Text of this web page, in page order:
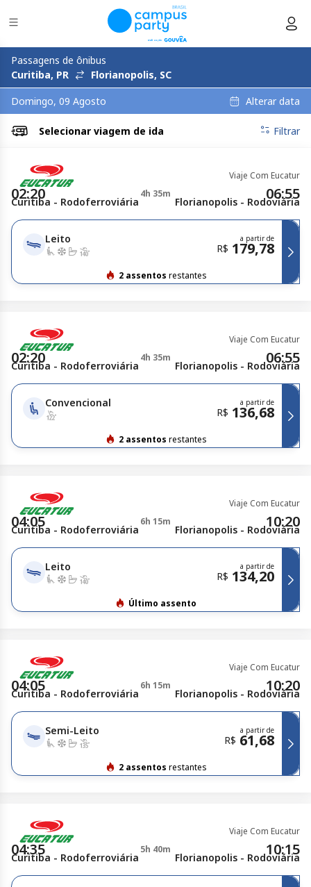
Passagens de ônibus
Curitiba, PR
Florianopolis, SC
Domingo, 09 Agosto
Alterar data
Selecionar viagem de ida Filtrar
Viaje Com Eucatur
02:20 4h 35m 06:55
Curitiba - Rodoferroviária Florianopolis - Rodoviária
Leito a partir de
R$ 179,78
2 assentos restantes
Viaje Com Eucatur
02:20 4h 35m 06:55
Curitiba - Rodoferroviária Florianopolis - Rodoviária
Convencional a partir de
R$ 136,68
2 assentos restantes
Viaje Com Eucatur
04:05 6h 15m 10:20
Curitiba - Rodoferroviária Florianopolis - Rodoviária
Leito a partir de
R$ 134,20
Último assento
Viaje Com Eucatur
04:05 6h 15m 10:20
Curitiba - Rodoferroviária Florianopolis - Rodoviária
Semi-Leito a partir de
R$ 61,68
2 assentos restantes
Viaje Com Eucatur
04:35 5h 40m 10:15
Curitiba - Rodoferroviária Florianopolis - Rodoviária